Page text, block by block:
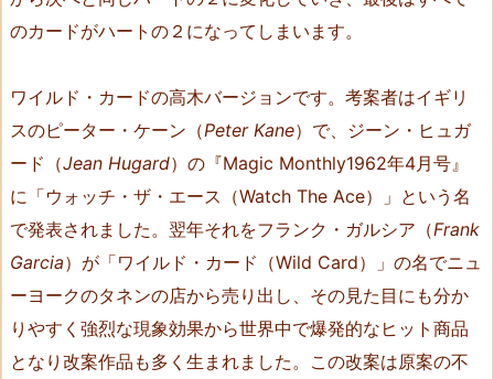
m
e）
④
ザ・
ワ
イ
ド・
ブ
ラ
ン
ク
のカードがハートの２になってしまいます。
ワイルド・カードの高木バージョンです。考案者はイギリ
スのピーター・ケーン（Peter Kane）で、ジーン・ヒュガ
ード（Jean Hugard）の『Magic Monthly1962年4月号』
に「ウォッチ・ザ・エース（Watch The Ace）」という名
で発表されました。翌年それをフランク・ガルシア（Frank
Garcia）が「ワイルド・カード（Wild Card）」の名でニュ
ーヨークのタネンの店から売り出し、その見た目にも分か
りやすく強烈な現象効果から世界中で爆発的なヒット商品
となり改案作品も多く生まれました。この改案は原案の不